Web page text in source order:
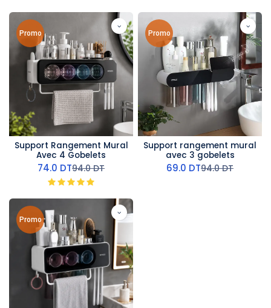
Promo
Support Rangement Mural
Avec 4 Gobelets
74.0 DT94.0DT
Promo
Support rangement mural
avec 3 gobelets
69.0 DT94.0DT
Promo